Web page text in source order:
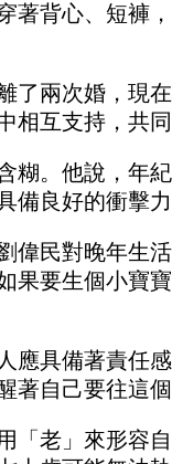
著背心、短褲
了兩次婚，現
互支持，共同
糊。他說，年
備良好的衝擊力
偉民對晚年生
果要生個小寶
具備著責任
自己要往這個
「老」來形容